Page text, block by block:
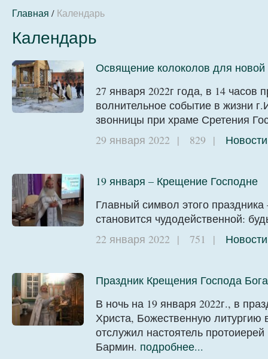
Главная / Календарь
Календарь
Освящение колоколов для
27 января 2022г года, в 14
волнительное событие в жизни
звонницы при храме Сретения
29 января 2022 | 829 | Новости
19 января – Крещение Господне
Главный символ этого
становится чудодейственной:
22 января 2022 | 751 | Новости
Праздник Крещения Господа
В ночь на 19 января 2022г., в
Христа, Божественную литургию
отслужил настоятель
Бармин. подробнее...